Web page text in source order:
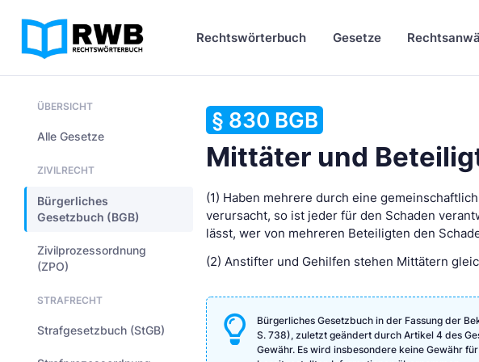
Rechtswörterbuch Gesetze
ÜBERSICHT
Alle Gesetze
ZIVILRECHT
Bürgerliches
Gesetzbuch (BGB)
Zivilprozessordnung
(ZPO)
STRAFRECHT
Strafgesetzbuch (StGB)
§ 830 BGB
Mittäter und
(1) Haben mehrere durch eine
verursacht, so ist jeder für den Schaden
lässt, wer von mehreren Beteiligten den
(2) Anstifter und Gehilfen stehen Mittätern
Bürgerliches Gesetzbuch in der Fassung der
S. 738), zuletzt geändert durch Artikel 4 des
Gewähr. Es wird insbesondere keine Gewähr